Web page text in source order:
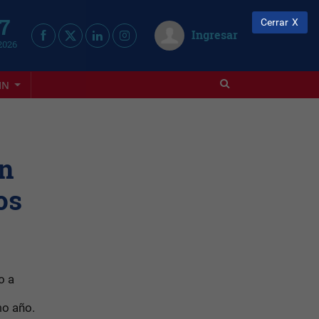
Ingresar
a
año.
Cerrar